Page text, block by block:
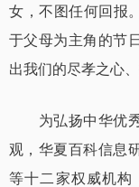
女，不图任何回报
于父母为主角的节
出我们的尽孝之心
为弘扬中华优秀
观，华夏百科信息
等十二家权威机构